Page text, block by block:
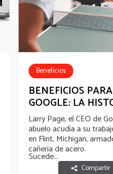
Beneficios
BENEFICIOS
GOOGLE: LA
Larry Page, el CEO de
abuelo acudía a su
en Flint, Michigan,
cañería de acero.
Sucede...
Compartir